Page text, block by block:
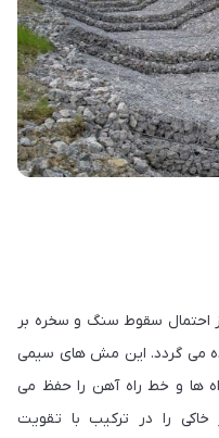
احتمال سقوط سنگ و سخره بر
می گردد. این مش های سیمی
ها و خط راه آهن را حفظ می
را در ترکیب با تقویت